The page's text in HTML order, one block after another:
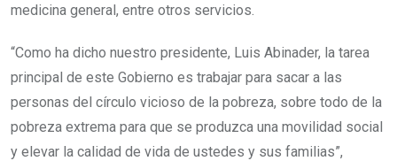
medicina general, entre otros servicios.
“Como ha dicho nuestro presidente, Luis Abinader, la tarea
principal de este Gobierno es trabajar para sacar a las
personas del círculo vicioso de la pobreza, sobre todo de la
pobreza extrema para que se produzca una movilidad social
y elevar la calidad de vida de ustedes y sus familias”,